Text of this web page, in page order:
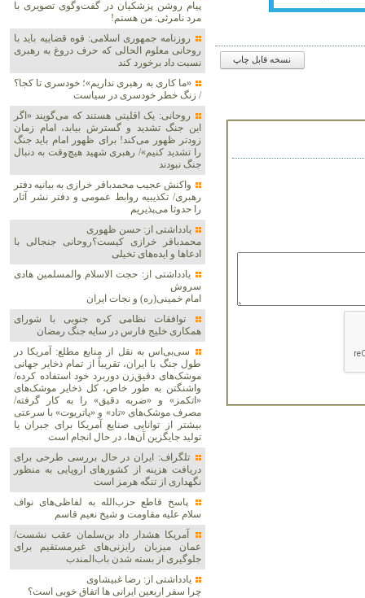
نسخه قابل چاپ
پیام روشن پزشکیان در گفت‌و‌گوی تصویری با
مرد نامرئی: من هستم!
روزنامه جمهوری اسلامی: قوه قضاییه باید با
روحانی معلوم الحالی که حرف دروغ به رهبری
نسبت داد برخورد کند
«ما کاری به رهبری نداریم»؛ خودسری تا کجا؟
/ زنگ خطر خودسری در سیاست
روحانی: یک اقلیتی هستند که می‌گویند «اگر
این جنگ تشدید و گسترش بیابد، امام زمان
زودتر ظهور می‌کند! برای ظهور امام باید جنگ
را تشدید کنیم»/ رهبری شهید هیچ‌وقت به دنبال
جنگ نبودند
واکنش عجیب محمدباقر خرازی به بیانیه دفتر
رهبری/ تکذیبیه روابط عمومی و دفتر نشر آثار
را حدوثا می‌پذیریم
یادداشتی از: حسن ظهوری
محمدباقر خرازی کیست؟روحانی جنجالی با
ادعاها و ایده‌های تخیلی
یادداشتی از: حجت الاسلام والمسلمین هادی
سروش
امام خمینی(ره) و نجات ایران
توافقات نظامی کره جنوبی با شورای
همکاری خلیج فارس در سایه جنگ رمضان
سی‌بی‌اس به نقل از منابع مطلع: آمریکا در
طول جنگ با ایران، تقریباً از تمام ذخایر جهانی
موشک‌های دقیق‌زن دوربرد خود استفاده کرده/
واشنگتن به طور خاص، کل ذخایر موشک‌های
«اتکمز» و «ضربه دقیق» را به کار گرفته/
مصرف موشک‌های «تاد» و «پاتریوت» با سرعتی
بیشتر از توانایی صنایع آمریکا برای جبران یا
تولید جایگزین آن‌ها، در حال انجام است
تلگراف: ایران در حال بررسی طرحی برای
دریافت هزینه از کشورهای اروپایی به منظور
نگهداری از تنگه هرمز است
پاسخ قاطع حزب‌الله به لفاظی‌های نواف
سلام علیه مقاومت و شیخ نعیم قاسم
آمریکا هشدار داد بن‌سلمان عقب نشست/
عمان میزبان رایزنی‌های غیرمستقیم برای
جلوگیری از بسته شدن باب‌المندب
یادداشتی از: رضا غبیشاوی
چرا سفر اربعین ایرانی ها اتفاق خوبی است؟